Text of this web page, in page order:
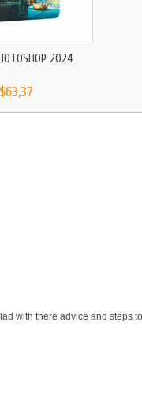
2024
$63,37
with there advice and steps